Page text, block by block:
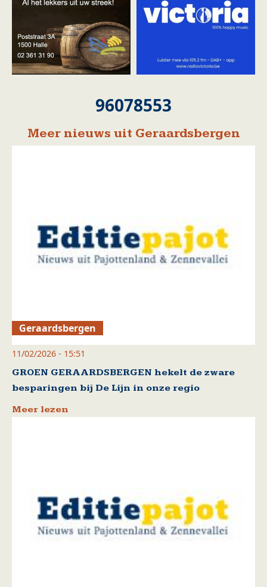
96078553
Meer nieuws uit Geraardsbergen
Geraardsbergen
11/02/2026 - 15:51
GROEN GERAARDSBERGEN hekelt de zware
besparingen bij De Lijn in onze regio
Meer lezen